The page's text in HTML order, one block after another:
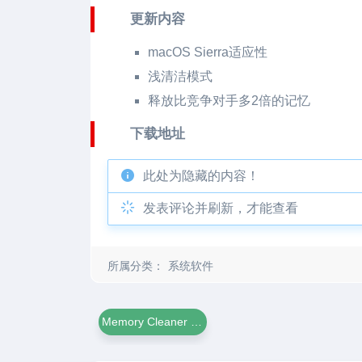
更新内容
macOS Sierra适应性
浅清洁模式
释放比竞争对手多2倍的记忆
下载地址
此处为隐藏的内容！
发表评论并刷新，才能查看
所属分类： 系统软件